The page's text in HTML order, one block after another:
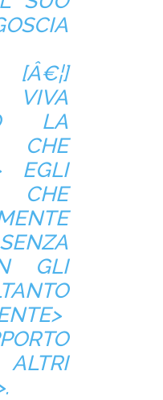
VIVA
LA
CHE
EGLI
CHE
GLI